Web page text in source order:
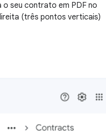
o seu contrato em PDF no
(três pontos verticais)